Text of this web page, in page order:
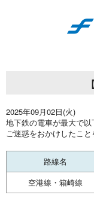
2025年09月02日(火)
地下鉄の電車が最大で以
ご迷惑をおかけしたこと
路線名
空港線・箱崎線